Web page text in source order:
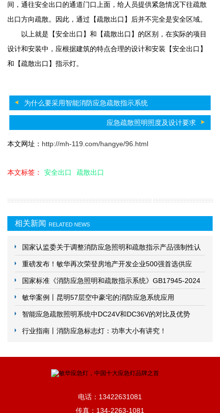
间，通往安全出口的通道门口上面，给人员提供紧急情况下往疏散
出口方向疏散。因此，通过【疏散出口】后并不完全是安全区域。
以上就是【安全出口】和【疏散出口】的区别，在实际的项目
设计和安装中，应根据建筑的特点合理的设计和安装【安全出口】
和【疏散出口】指示灯。
为什么要采用智能消防应急疏散指示系统
应急疏散照明照度及设计要求
本文网址： http://mh-119.com/hangye/96.html
本文标签： 安全出口 疏散出口
相关新闻 RELATED NEWS
国家认监委关于调整消防应急照明和疏散指示产品强制性认
证实施要求的公告
重磅发布！敏华再次荣登房地产开发企业500强首选供应
商！
国家标准《消防应急照明和疏散指示系统》GB17945-2024
发布！2025年5月1日实施
敏华案例丨昆明57层空中豪宅的消防应急系统应用
智能应急疏散照明系统中DC24V和DC36V的对比及优势
行业指南丨消防应急标志灯：功率大小有讲究！
电话：13422631081
传真：134-2263-1081